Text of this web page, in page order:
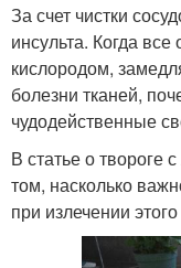
За счет чистки
инсульта. Когда
кислородом,
болезни тканей,
чудодейственные
В статье о
том, насколько
при излечении